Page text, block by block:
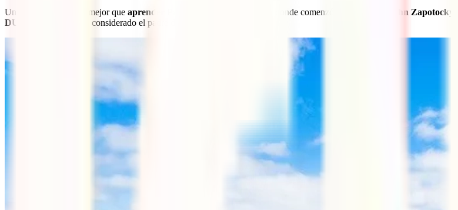
Una vez aquí ¿Dónde mejor que aprender Paddle Surf que en la playa donde comenzó a practicarse? John Zapotocky
DUKE Kahanamoku
considerado el padre del surf moderno.